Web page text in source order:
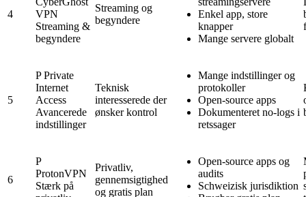
4
VPN
Streaming &
begyndere
Streaming og
begyndere
Enkel app, store
knapper
Mange servere globalt
5
P Private
Internet
Access
Avancerede
indstillinger
Teknisk
interesserede der
ønsker kontrol
Mange indstillinger og
protokoller
Open-source apps
Dokumenteret no-logs i
retssager
6
P
ProtonVPN
Stærk på
Privatliv,
gennemsigtighed
og gratis plan
Open-source apps og
audits
Schweizisk jurisdiktion